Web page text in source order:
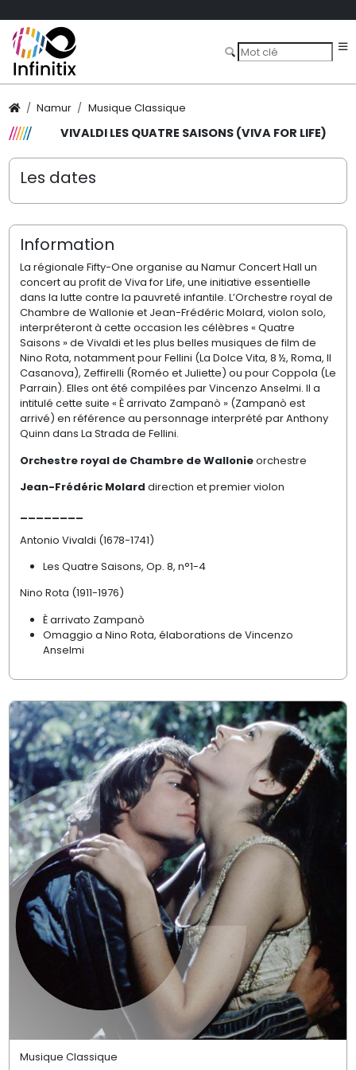
Namur Musique Classique
VIVALDI LES QUATRE SAISONS (VIVA FOR LIFE)
Les dates
Information
La régionale Fifty-One organise au Namur Concert Hall un
concert au profit de Viva for Life, une initiative essentielle
dans la lutte contre la pauvreté infantile. L’Orchestre royal de
Chambre de Wallonie et Jean-Frédéric Molard, violon solo,
interpréteront à cette occasion les célèbres « Quatre
Saisons » de Vivaldi et les plus belles musiques de film de
Nino Rota, notamment pour Fellini (La Dolce Vita, 8 ½, Roma, Il
Casanova), Zeffirelli (Roméo et Juliette) ou pour Coppola (Le
Parrain). Elles ont été compilées par Vincenzo Anselmi. Il a
intitulé cette suite « È arrivato Zampanò » (Zampanò est
arrivé) en référence au personnage interprété par Anthony
Quinn dans La Strada de Fellini.
Orchestre royal de Chambre de Wallonieorchestre
Jean-Frédéric Molard direction et premierviolon
Antonio Vivaldi (1678-1741)
Les Quatre Saisons, Op. 8, n°1-4
Nino Rota (1911-1976)
È arrivato Zampanò
Omaggio a Nino Rota, élaborations de Vincenzo
Anselmi
Musique Classique